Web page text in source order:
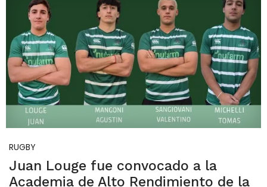
RUGBY
Juan Louge fue convocado a la
Academia de Alto Rendimiento de la